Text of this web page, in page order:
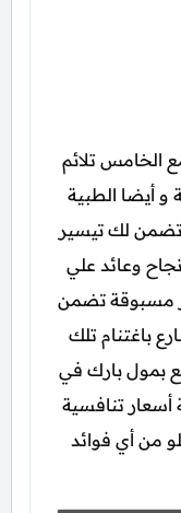
الخامس تلائم
و أيضا الطبية
تضمن لك تيسير
وعائد علي
مسبوقة تضمن
باغتنام تلك
بمول بارك في
أسعار تنافسية
من أي فوائد